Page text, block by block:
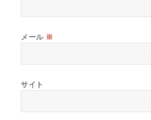
メール ※
サイト